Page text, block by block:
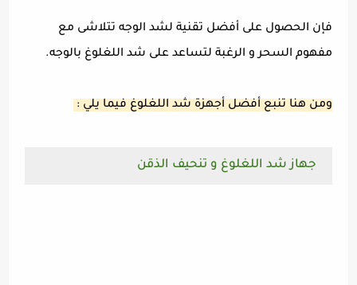
فإن الحصول على أفضل تقنية لشد الوجه تتلاشى مع
مفهوم السحر و الرغبة لتساعد على شد اللغلوغ بالوجه.
ومن هنا تنبع أفضل أجهزة شد اللغلوغ فيما يلي :
جهاز شد اللغلوغ و تنحيف الذقن